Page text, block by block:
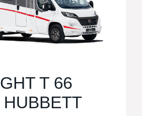
T 66